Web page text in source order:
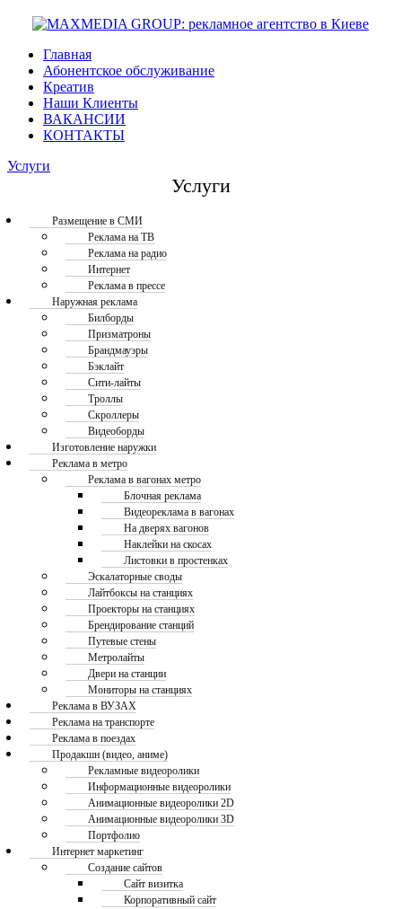
Главная
Абонентское обслуживание
Креатив
Наши Клиенты
ВАКАНСИИ
КОНТАКТЫ
Услуги
Услуги
Размещение в СМИ
Реклама на ТВ
Реклама на радио
Интернет
Реклама в прессе
Наружная реклама
Билборды
Призматроны
Брандмауэры
Бэклайт
Сити-лайты
Троллы
Скроллеры
Видеоборды
Изготовление наружки
Реклама в метро
Реклама в вагонах метро
Блочная реклама
Видеореклама в вагонах
На дверях вагонов
Наклейки на скосах
Листовки в простенках
Эскалаторные своды
Лайтбоксы на станциях
Проекторы на станциях
Брендирование станций
Путевые стены
Метролайты
Двери на станции
Мониторы на станциях
Реклама в ВУЗАХ
Реклама на транспорте
Реклама в поездах
Продакшн (видео, аниме)
Рекламные видеоролики
Информационные видеоролики
Анимационные видеоролики 2D
Анимационные видеоролики 3D
Портфолио
Интернет маркетинг
Создание сайтов
Сайт визитка
Корпоративный сайт